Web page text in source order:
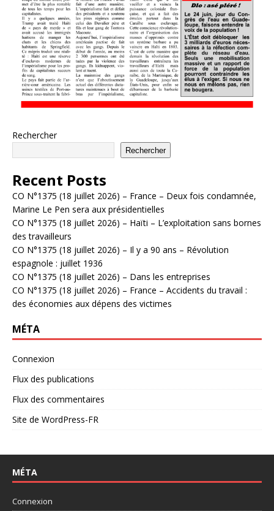
Rechercher
Rechercher
Recent Posts
CO N°1375 (18 juillet 2026) – France – Deux fois condamnée,
Marine Le Pen sera aux présidentielles
CO N°1375 (18 juillet 2026) – Haïti – L’exploitation sans bornes
des travailleurs
CO N°1375 (18 juillet 2026) – Il y a 90 ans – Révolution
espagnole : juillet 1936
CO N°1375 (18 juillet 2026) – Dans les entreprises
CO N°1375 (18 juillet 2026) – France – Accidents du travail :
des économies aux dépens des victimes
MÉTA
Connexion
Flux des publications
Flux des commentaires
Site de WordPress-FR
MÉTA
Connexion